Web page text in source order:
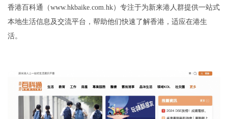
香港百科通（www.hkbaike.com.hk）专注于为新来港人群提供一站式
本地生活信息及交流平台，帮助他们快速了解香港，适应在港生
活。